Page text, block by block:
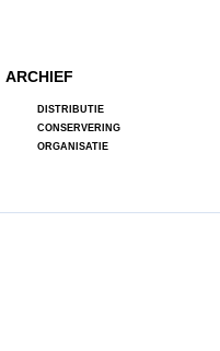
ARCHIEF
DISTRIBUTIE
CONSERVERING
ORGANISATIE